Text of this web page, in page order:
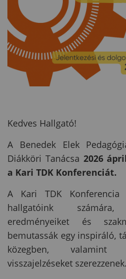
Kedves Hallgató!
A Benedek Elek
Diákköri Tanácsa 2026
a Kari TDK Konferenciát.
A Kari TDK Konferencia
hallgatóink
eredményeiket és
bemutassák egy inspiráló,
közegben, valamint
visszajelzéseket szerezzenek.